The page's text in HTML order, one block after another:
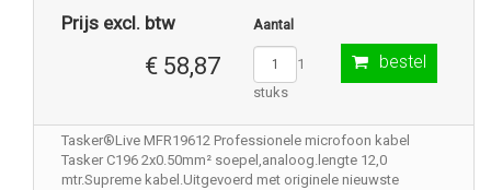
Prijs excl. btw
€ 58,87
Aantal
1
stuks
bestel
Tasker®Live MFR19612 Professionele microfoon kabel
Tasker C196 2x0.50mm² soepel,analoog.lengte 12,0
mtr.Supreme kabel.Uitgevoerd met originele nieuwste